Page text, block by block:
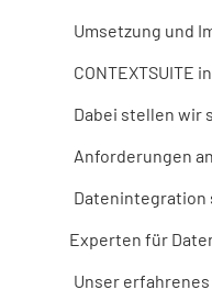
Umsetzung und
CONTEXTSUITE
Dabei stellen wir
Anforderungen
Datenintegration
Experten für
Unser